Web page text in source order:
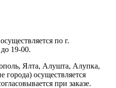
по г.
19-00.
Ялта, Алушта, Алупка,
города) осуществляется
при заказе.